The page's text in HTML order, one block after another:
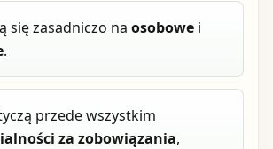
się zasadniczo naosobowe i
.
przede wszystkim
za zobowiązania,